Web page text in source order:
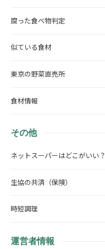
腐った食べ物判定
似ている食材
東京の野菜直売所
食材情報
その他
ネットスーパーはどこがいい？
生協の共済（保険）
時短調理
運営者情報